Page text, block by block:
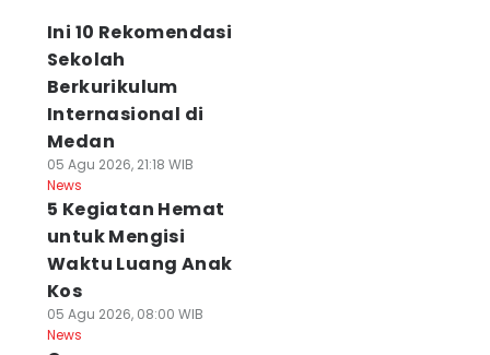
Ini 10 Rekomendasi
Sekolah
Berkurikulum
Internasional di
Medan
05 Agu 2026, 21:18 WIB
News
5 Kegiatan Hemat
untuk Mengisi
Waktu Luang Anak
Kos
05 Agu 2026, 08:00 WIB
News